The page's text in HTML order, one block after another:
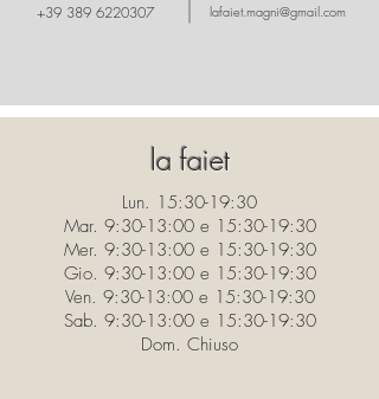
+39 389 6220307 lafaiet.magni@gmail.com
la faiet
Lun. 15:30-19:30
Mar. 9:30-13:00 e 15:30-19:30
Mer. 9:30-13:00 e 15:30-19:30
Gio. 9:30-13:00 e 15:30-19:30
Ven. 9:30-13:00 e 15:30-19:30
Sab. 9:30-13:00 e 15:30-19:30
Dom. Chiuso